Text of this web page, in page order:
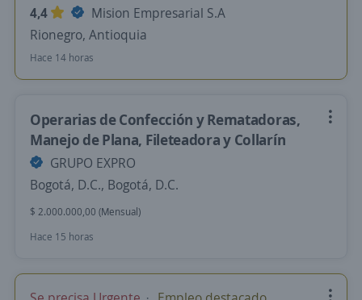
4,4
Mision Empresarial S.A
Rionegro, Antioquia
Hace 14 horas
Operarias de Confección y Rematadoras,
Manejo de Plana, Fileteadora y Collarín
GRUPO EXPRO
Bogotá, D.C., Bogotá, D.C.
$ 2.000.000,00 (Mensual)
Hace 15 horas